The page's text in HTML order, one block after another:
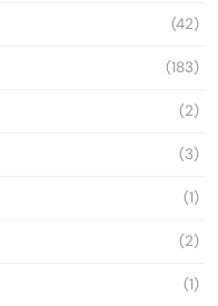
(42)
(183)
(2)
(3)
(1)
(2)
(1)